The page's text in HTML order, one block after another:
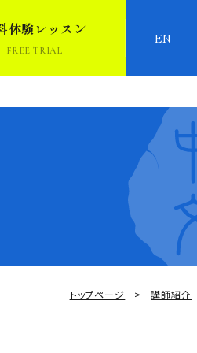
体験レッスン
FREE TRIAL
EN
トップページ 講師紹介